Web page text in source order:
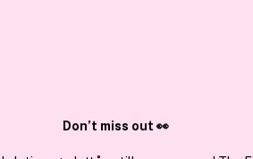
✓
Don’t miss out 👀